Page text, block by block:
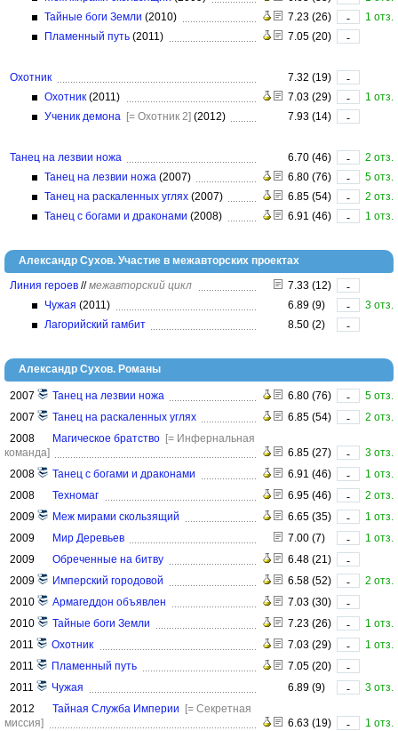
Тайные боги Земли (2010) 7.23 (26) -
1 отз.
Пламенный путь (2011) 7.05 (20) -
Охотник 7.32 (19)
-
Охотник (2011) 7.03 (29) -
1 отз.
Ученик демона [= Охотник 2] (2012) 7.93 (14) -
Танец на лезвии ножа 6.70 (46) -
2 отз.
Танец на лезвии ножа (2007) 6.80 (76) -
5 отз.
Танец на раскаленных углях (2007) 6.85 (54) -
2 отз.
Танец с богами и драконами (2008) 6.91 (46) - 1 отз.
Александр Сухов. Участие в межавторских проектах
Линия героев // межавторский цикл 7.33 (12)
-
Чужая (2011) 6.89 (9) -
3 отз.
Лагорийский гамбит
8.50 (2) -
Александр Сухов. Романы
2007 Танец на лезвии ножа 6.80 (76) -
5 отз.
2007
Танец на раскаленных углях 6.85 (54) -
2 отз.
2008
Магическое братство [= Инфернальная
команда]
6.85 (27) -
3 отз.
2008
Танец с богами и драконами 6.91 (46) -
1 отз.
2008
Техномаг 6.95 (46) -
2 отз.
2009
Меж мирами скользящий 6.65 (35) -
1 отз.
2009
Мир Деревьев 7.00 (7) -
1 отз.
2009
Обреченные на битву 6.48 (21)
-
2009
Имперский городовой 6.58 (52) -
2 отз.
2010
Армагеддон объявлен 7.03 (30)
-
2010
Тайные боги Земли 7.23 (26) -
1 отз.
2011
Охотник 7.03 (29) -
1 отз.
2011
Пламенный путь 7.05 (20)
-
2011
Чужая 6.89 (9) -
3 отз.
2012
Тайная Служба Империи
[= Секретная
миссия]
6.63 (19) -
1 отз.